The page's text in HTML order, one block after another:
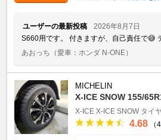
ユーザーの最新投稿
2026年8月7日
S660用です。 付きますが、自己責任で😅
あおっち （愛車：ホンダ N-ONE）
MICHELIN
X-ICE SNOW 155/
X-ICE X-ICE SNOW タイ
4.68 （